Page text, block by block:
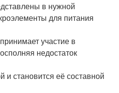
в нужной
для питания
участие в
недостаток
и становится её составной